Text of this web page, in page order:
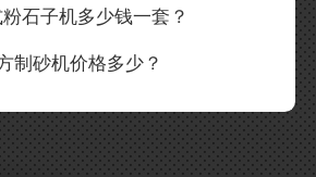
石子机多少钱一套？
制砂机价格多少？